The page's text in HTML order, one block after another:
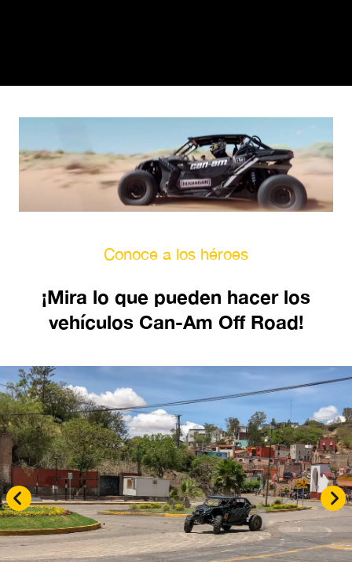
Conoce a los héroes
¡Mira lo que pueden hacer los
vehículos Can-Am Off Road!